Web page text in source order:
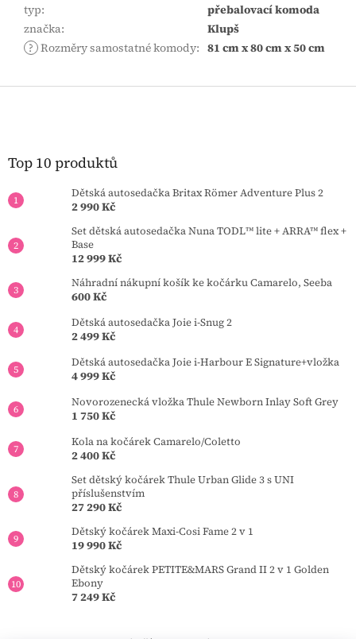
typ:
přebalovací komoda
značka:
Klupš
? Rozměry samostatné komody: 81 cm x 80 cm x 50 cm
Z
Top 10 produktů
Dětská autosedačka Britax Römer Adventure Plus 2
2 990 Kč
Set dětská autosedačka Nuna TODL™ lite + ARRA™ flex +
Base
12 999 Kč
Náhradní nákupní košík ke kočárku Camarelo, Seeba
600 Kč
Dětská autosedačka Joie i-Snug 2
2 499 Kč
Dětská autosedačka Joie i-Harbour E Signature+vložka
4 999 Kč
Novorozenecká vložka Thule Newborn Inlay Soft Grey
1 750 Kč
Kola na kočárek Camarelo/Coletto
2 400 Kč
Set dětský kočárek Thule Urban Glide 3 s UNI
příslušenstvím
27 290 Kč
Dětský kočárek Maxi-Cosi Fame 2 v 1
19 990 Kč
Dětský kočárek PETITE&MARS Grand II 2 v 1 Golden
Ebony
7 249 Kč